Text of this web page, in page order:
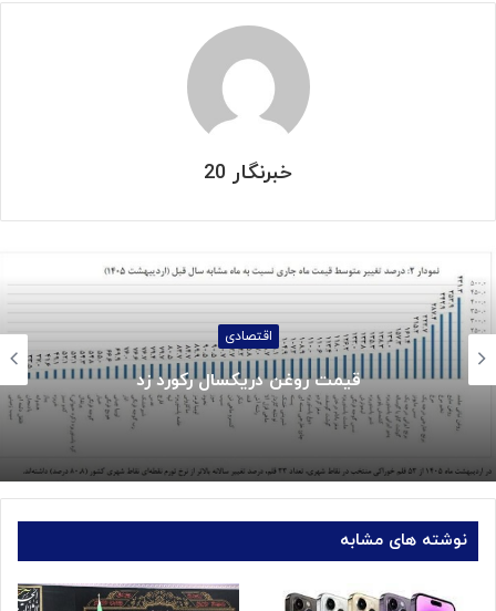
خبرنگار 20
اجتماعی
جزئیات واریز کالابرگ خردادماه:
نوشته های مشابه